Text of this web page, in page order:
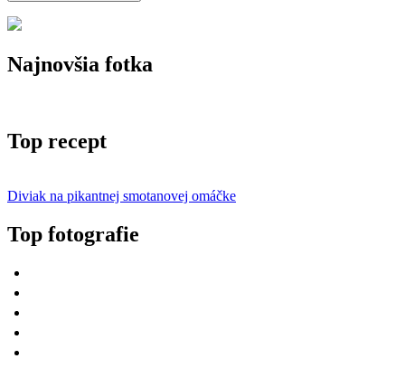
Najnovšia fotka
Top recept
Diviak na pikantnej smotanovej omáčke
Top fotografie